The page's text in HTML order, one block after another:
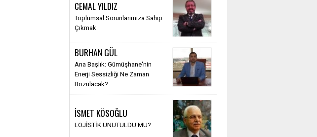
CEMAL YILDIZ
Toplumsal Sorunlarımıza Sahip
Çıkmak
BURHAN GÜL
Ana Başlık: Gümüşhane'nin
Enerji Sessizliği Ne Zaman
Bozulacak?
İSMET KÖSOĞLU
LOJİSTİK UNUTULDU MU?